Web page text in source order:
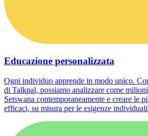
Educazione personalizzata
Ogni individuo apprende in modo unico.
di Talkpal, possiamo analizzare come
Setswana contemporaneamente e creare le
efficaci, su misura per le esigenze